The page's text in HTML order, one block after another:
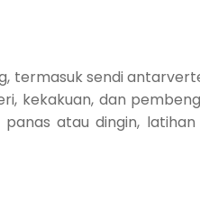
termasuk sendi
kekakuan, dan
atau dingin,